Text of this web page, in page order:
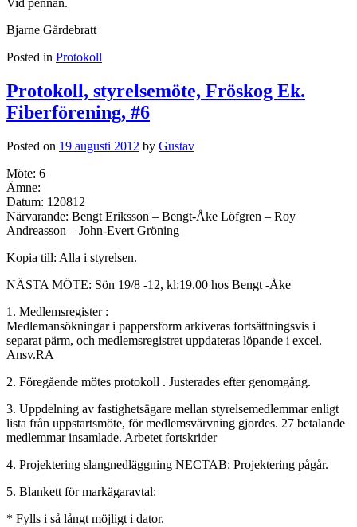
Vid pennan.
Bjarne Gårdebratt
Posted in Protokoll
Protokoll, styrelsemöte, Fröskog Ek.
Fiberförening, #6
Posted on 19 augusti 2012 by Gustav
Möte: 6
Ämne:
Datum: 120812
Närvarande: Bengt Eriksson – Bengt-Åke Löfgren – Roy
Andreasson – John-Evert Gröning
Kopia till: Alla i styrelsen.
NÄSTA MÖTE: Sön 19/8 -12, kl:19.00 hos Bengt -Åke
1. Medlemsregister :
Medlemansökningar i pappersform arkiveras fortsättningsvis i
separat pärm, och medlemsregistret uppdateras löpande i excel.
Ansv.RA
2. Föregående mötes protokoll . Justerades efter genomgång.
3. Uppdelning av fastighetsägare mellan styrelsemedlemmar enligt
lista från uppstartsmöte, för medlemsvärvning gjordes. 27 betalande
medlemmar insamlade. Arbetet fortskrider
4. Projektering slangnedläggning NECTAB: Projektering pågår.
5. Blankett för markägaravtal:
* Fylls i så långt möjligt i dator.